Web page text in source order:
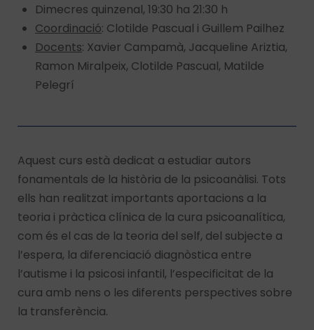
Dimecres quinzenal, 19:30 ha 21:30 h
Coordinació: Clotilde Pascual i Guillem Pailhez
Docents: Xavier Campamà, Jacqueline Ariztia,
Ramon Miralpeix, Clotilde Pascual, Matilde
Pelegrí
Aquest curs està dedicat a estudiar autors
fonamentals de la història de la psicoanàlisi. Tots
ells han realitzat importants aportacions a la
teoria i pràctica clínica de la cura psicoanalítica,
com és el cas de la teoria del self, del subjecte a
l’espera, la diferenciació diagnòstica entre
l’autisme i la psicosi infantil, l’especificitat de la
cura amb nens o les diferents perspectives sobre
la transferència.